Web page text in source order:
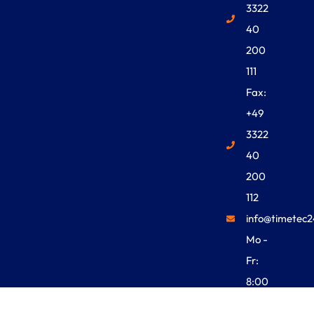
3322
40
200
111
Fax:
+49
3322
40
200
112
Mo -
Fr:
8:00